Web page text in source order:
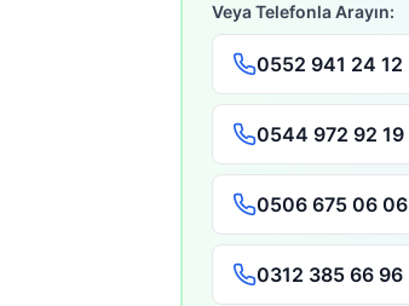
Veya Telefonla Arayın:
0552 941 24 12
0544 972 92 19
0506 675 06 06
0312 385 66 96